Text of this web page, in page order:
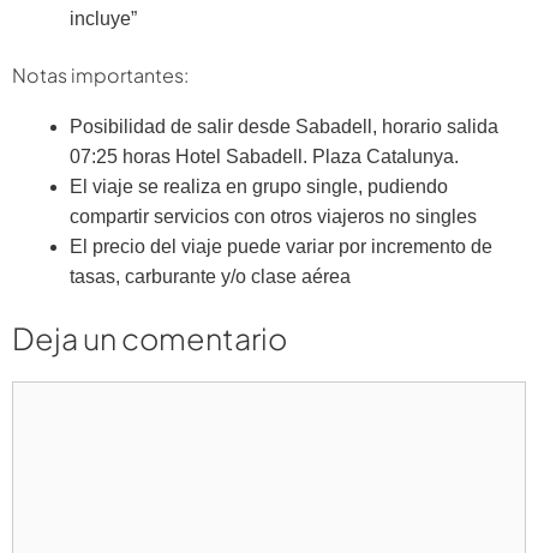
incluye”
Notas importantes:
Posibilidad de salir desde Sabadell, horario salida
07:25 horas Hotel Sabadell. Plaza Catalunya.
El viaje se realiza en grupo single, pudiendo
compartir servicios con otros viajeros no singles
El precio del viaje puede variar por incremento de
tasas, carburante y/o clase aérea
Deja un comentario